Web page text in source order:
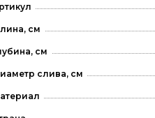
см
см
слива, см